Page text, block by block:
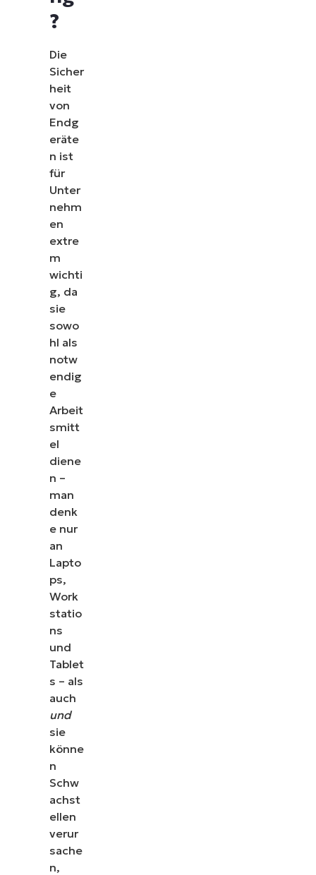
?
Die
Sicher
heit
von
Endg
eräte
n ist
für
Unter
nehm
en
extre
m
wichti
g, da
sie
sowo
hl als
notw
endig
e
Arbeit
smitt
el
diene
n –
man
denk
e nur
an
Lapto
ps,
Work
statio
ns
und
Tablet
s – als
auch
und
sie
könne
n
Schw
achst
ellen
verur
sache
n,